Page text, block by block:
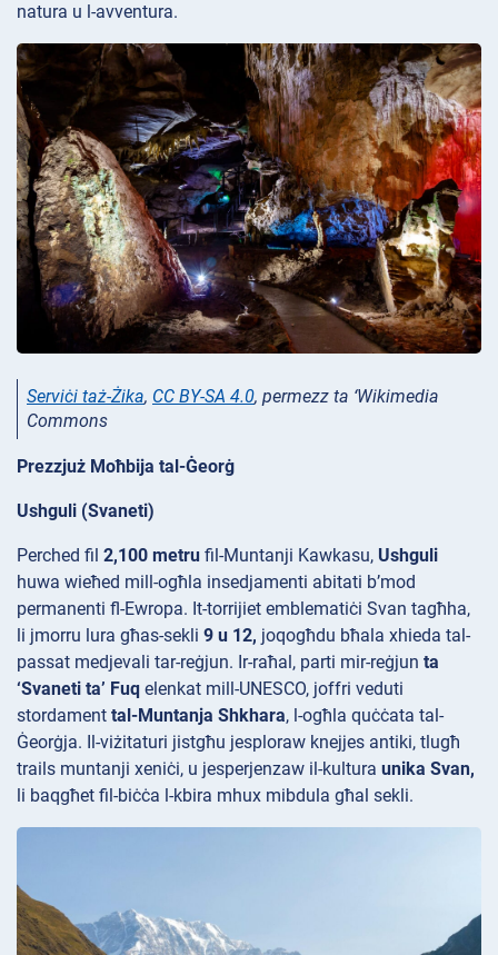
natura u l-avventura.
Serviċi taż-Żika, CC BY-SA 4.0, permezz ta ‘Wikimedia
Commons
Prezzjuż Moħbija tal-Ġeorġ
Ushguli (Svaneti)
Perched fil 2,100 metru fil-Muntanji Kawkasu, Ushguli
huwa wieħed mill-ogħla insedjamenti abitati b’mod
permanenti fl-Ewropa. It-torrijiet emblematiċi Svan tagħha,
li jmorru lura għas-sekli 9 u 12, joqogħdu bħala xhieda tal-
passat medjevali tar-reġjun. Ir-raħal, parti mir-reġjun ta
‘Svaneti ta’ Fuq elenkat mill-UNESCO, joffri veduti
stordament tal-Muntanja Shkhara, l-ogħla quċċata tal-
Ġeorġja. Il-viżitaturi jistgħu jesploraw knejjes antiki, tlugħ
trails muntanji xeniċi, u jesperjenzaw il-kultura unika Svan,
li baqgħet fil-biċċa l-kbira mhux mibdula għal sekli.